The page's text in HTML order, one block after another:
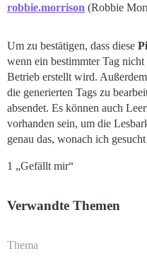
robbie.morrison (Robbie
Um zu bestätigen, dass diese
wenn ein bestimmter Tag
Betrieb erstellt wird.
die generierten Tags zu
absendet. Es können auch
vorhanden sein, um die
genau das, wonach ich
1 „Gefällt mir“
Verwandte Themen
Thema